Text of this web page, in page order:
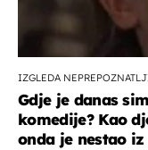
IZGLEDA
Gdje je danas
komedije? Kao
onda je nestao